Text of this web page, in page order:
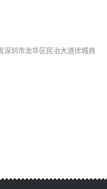
深圳市龙华区民治大道优城商